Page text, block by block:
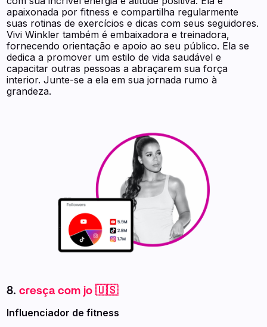
apaixonada por fitness e compartilha regularmente
suas rotinas de exercícios e dicas com seus seguidores.
Vivi Winkler também é embaixadora e treinadora,
fornecendo orientação e apoio ao seu público. Ela se
dedica a promover um estilo de vida saudável e
capacitar outras pessoas a abraçarem sua força
interior. Junte-se a ela em sua jornada rumo à
grandeza.
8.cresça com jo 🇺🇸
Influenciador de fitness